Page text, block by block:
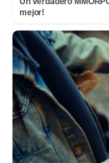
mejor!